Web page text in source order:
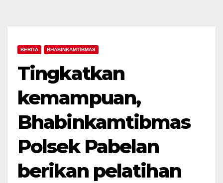
BERITA BHABINKAMTIBMAS
Tingkatkan
kemampuan,
Bhabinkamtibmas
Polsek Pabelan
berikan pelatihan